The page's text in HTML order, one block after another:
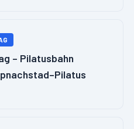
– Pilatusbahn